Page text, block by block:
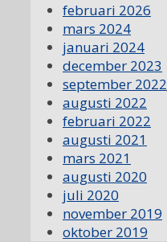
februari 2026
mars 2024
januari 2024
december 2023
september 2022
augusti 2022
februari 2022
augusti 2021
mars 2021
augusti 2020
juli 2020
november 2019
oktober 2019